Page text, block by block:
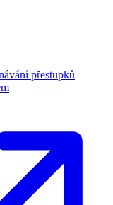
přestupků